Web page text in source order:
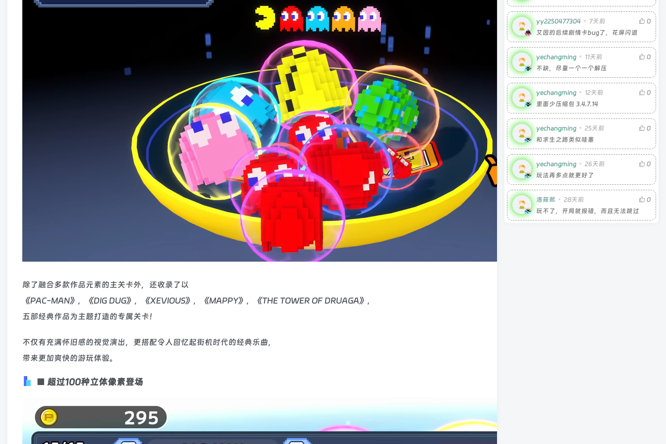
除了融合多款作品元素的主关卡外，还收录了以
《PAC-MAN》，《DIG DUG》，《XEVIOUS》，《MAPPY》，《THE TOWER OF DRUAGA》，
五部经典作品为主题打造的专属关卡！
不仅有充满怀旧感的视觉演出，更搭配令人回忆起街机时代的经典乐曲，
带来更加爽快的游玩体验。
■ 超过100种立体像素登场
yy2250477304 7天前
0
艾因的后续剧情卡bug了，花屏闪退
yechangming 11天前
0
不缺，尽量一个一个解压
yechangming 12天前
0
里面少压缩包 3.4.7.14
yechangming 25天前
0
和求生之路类似哇塞
yechangming 26天前
0
玩法再多点就更好了
洛筱熙 28天前
0
玩不了，开局就报错，而且无法跳过